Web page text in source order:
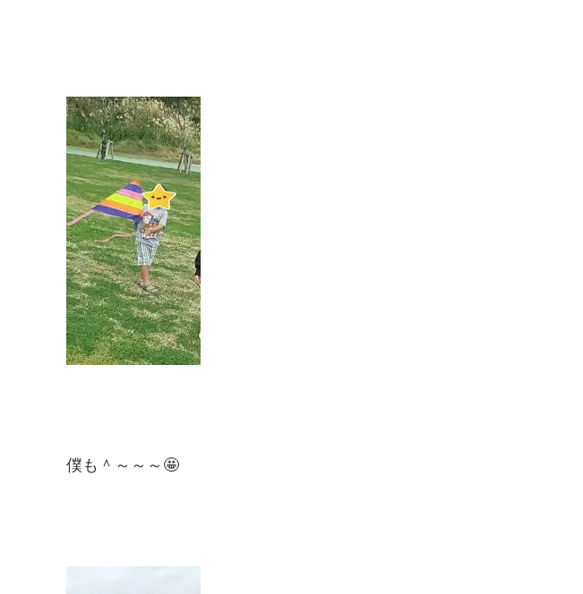
僕も＾～～～🤩